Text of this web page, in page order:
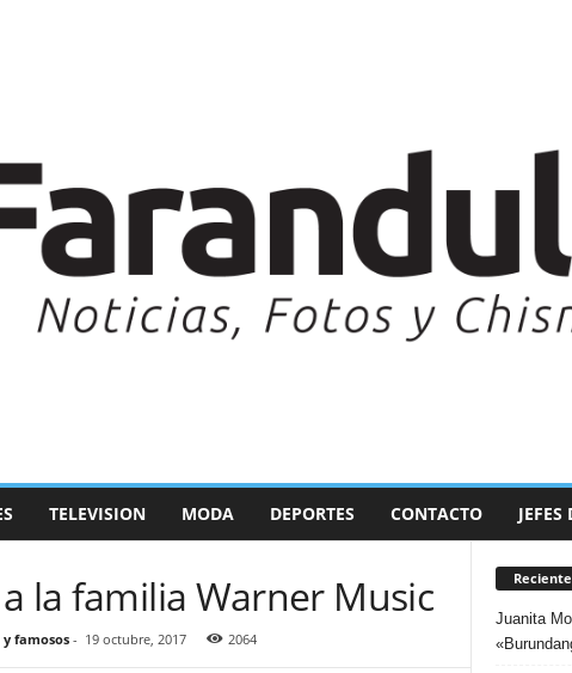
TELEVISION MODA DEPORTES CONTACTO JEFES
la familia Warner Music
famosos- 19 octubre, 2017 2064
Juanita